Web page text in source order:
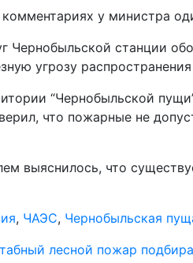
у министра
Чернобыльской станции
угрозу
“Чернобыльской
что пожарные не
выяснилось, что
, ЧАЭС, Чернобыльская
лесной пожар